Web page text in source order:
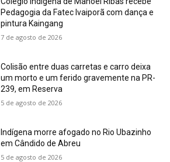
Pedagogia da Fatec Ivaiporã com dança e
pintura Kaingang
7 de agosto de 2026
Colisão entre duas carretas e carro deixa
um morto e um ferido gravemente na PR-
239, em Reserva
5 de agosto de 2026
Indígena morre afogado no Rio Ubazinho
em Cândido de Abreu
5 de agosto de 2026